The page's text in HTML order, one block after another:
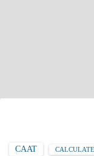
CAAT CALCULATE